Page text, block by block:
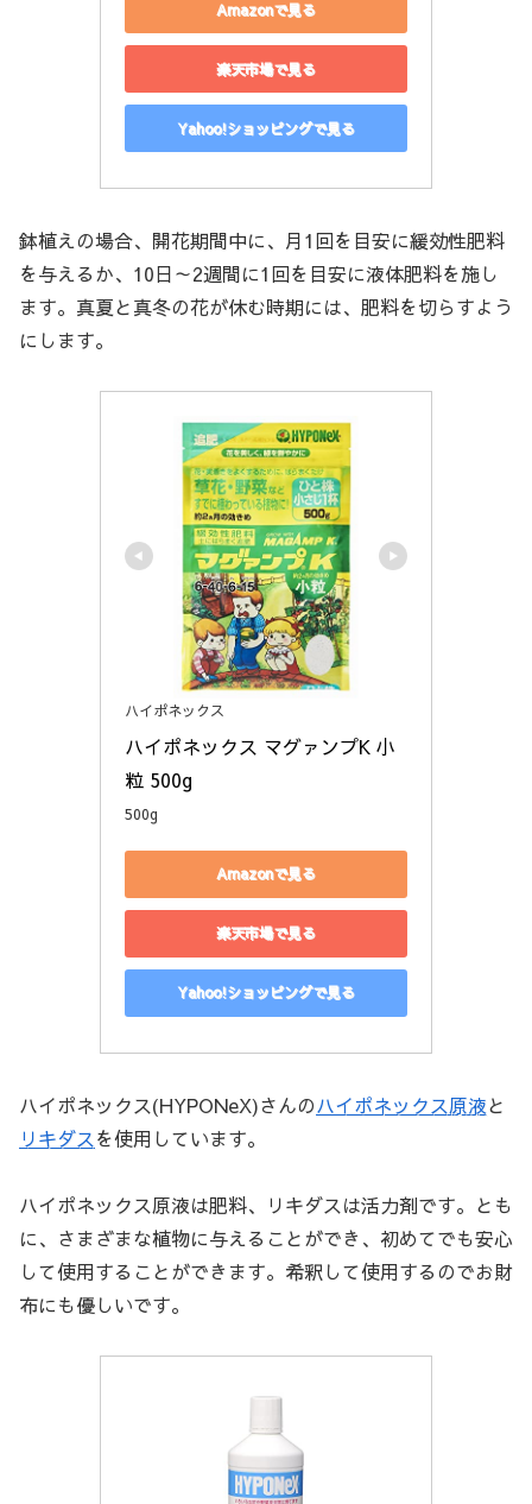
Amazonで見る
楽天市場で見る
Yahoo!ショッピングで見る
鉢植えの場合、開花期間中に、月1回を目安に緩効性肥料
を与えるか、10日～2週間に1回を目安に液体肥料を施し
ます。真夏と真冬の花が休む時期には、肥料を切らすよう
にします。
ハイポネックス
ハイポネックス マグァンプK 小
粒 500g
500g
Amazonで見る
楽天市場で見る
Yahoo!ショッピングで見る
ハイポネックス(HYPONeX)さんのハイポネックス原液と
リキダスを使用しています。
ハイポネックス原液は肥料、リキダスは活力剤です。とも
に、さまざまな植物に与えることができ、初めてでも安心
して使用することができます。希釈して使用するのでお財
布にも優しいです。